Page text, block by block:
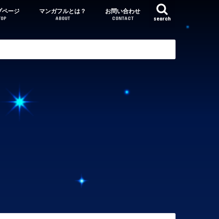
search
ページ マンガフルとは？
ABOUT
お問い合わせ
CONTACT